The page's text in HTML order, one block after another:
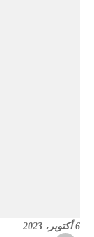
6 أكتوبر، 2023